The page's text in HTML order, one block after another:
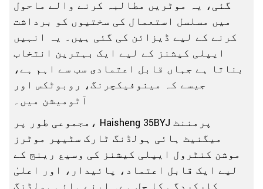
گئی، یہ موٹریں مطالبہ کرنے والے ماحول
میں مسلسل استعمال کی سختیوں کو برداشت
کرنے کے لیے ڈیزائن کی گئی ہیں۔ یہ انہیں
ایپلی کیشنز کے لیے ایک بہترین انتخاب
بناتا ہے جہاں قابل اعتمادی سب سے اہم ہے،
جیسے کہ مینوفیکچرنگ، روبوٹکس اور
آٹومیشن میں۔
مجموعی طور پر، Haisheng 35BYJ پرمننٹ
میگنیٹ ہائی ہولڈنگ ٹارک سٹیپر موٹرز
موشن کنٹرول ایپلی کیشنز کی وسیع رینج کے
لیے ایک قابل اعتماد، پائیدار، اور اعلیٰ